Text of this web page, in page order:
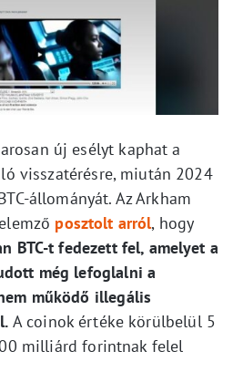
új esélyt kaphat a
visszatérésre, miután 2024
állományát. Az Arkham
posztolt arról, hogy
BTC-t fedezett fel, amelyet a
még lefoglalni a
működő illegális
A coinok értéke körülbelül 5
milliárd forintnak felel